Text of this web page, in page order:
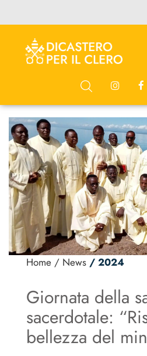
Home / News / 2024
Giornata della
sacerdotale:
bellezza del